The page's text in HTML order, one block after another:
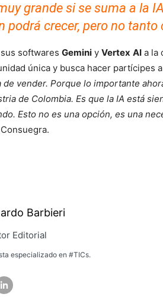
grande si se suma a la
podrá crecer, pero no tanto
softwares Gemini y Vertex AI a la
única y busca hacer partícipes
vender. Porque lo importante
de Colombia. Es que la IA está
Esto no es una opción, es una
Barbieri
Editorial
especializado en #TICs.